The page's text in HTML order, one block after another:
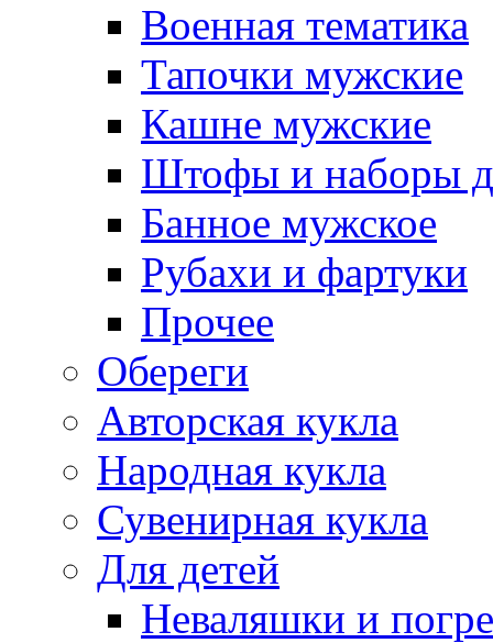
Военная тематика
Тапочки мужские
Кашне мужские
Штофы и наборы
Банное мужское
Рубахи и фартуки
Прочее
Обереги
Авторская кукла
Народная кукла
Сувенирная кукла
Для детей
Неваляшки и